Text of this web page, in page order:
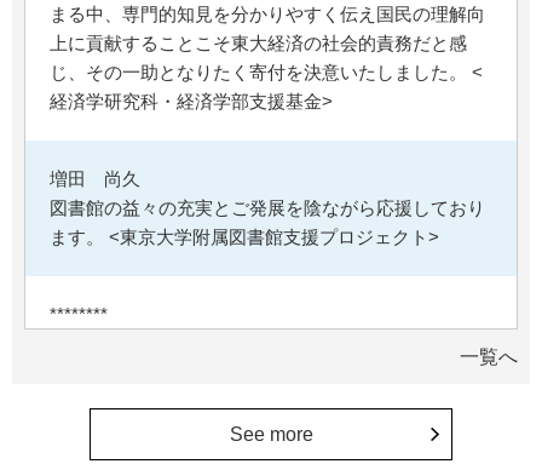
まる中、専門的知見を分かりやすく伝え国民の理解向
上に貢献することこそ東大経済の社会的責務だと感
じ、その一助となりたく寄付を決意いたしました。 <
経済学研究科・経済学部支援基金>
増田 尚久
図書館の益々の充実とご発展を陰ながら応援しており
ます。 <東京大学附属図書館支援プロジェクト>
********
植物は、実は植物同士全世界の植物で繋がっている。
植物が未来に繋がっている。 地球や室内の空気清浄、
る。 植物、素晴らしい。 世界の学会でも、子供たち
にも、植物の素晴らしさ、凄さを伝えていってほし
一覧へ
See more